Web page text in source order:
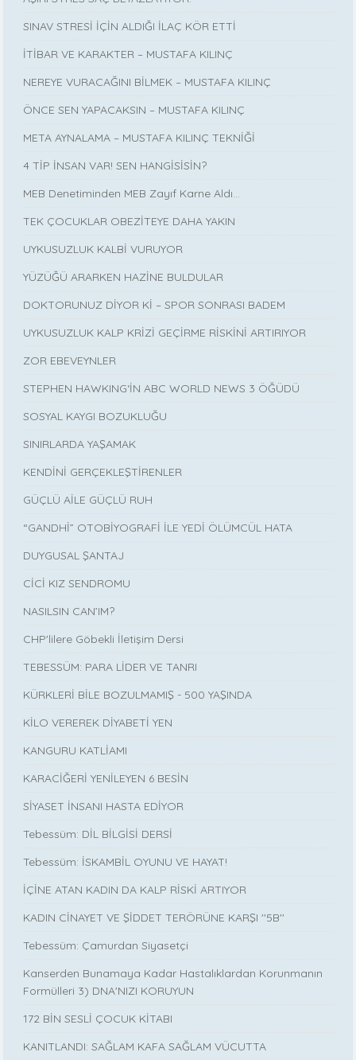
SINAV STRESİ İÇİN ALDIĞI İLAÇ KÖR ETTİ
İTİBAR VE KARAKTER – MUSTAFA KILINÇ
NEREYE VURACAĞINI BİLMEK – MUSTAFA KILINÇ
ÖNCE SEN YAPACAKSIN – MUSTAFA KILINÇ
META AYNALAMA – MUSTAFA KILINÇ TEKNİĞİ
4 TİP İNSAN VAR! SEN HANGİSİSİN?
MEB Denetiminden MEB Zayıf Karne Aldı…
TEK ÇOCUKLAR OBEZİTEYE DAHA YAKIN
UYKUSUZLUK KALBİ VURUYOR
YÜZÜĞÜ ARARKEN HAZİNE BULDULAR
DOKTORUNUZ DİYOR Kİ – SPOR SONRASI BADEM
UYKUSUZLUK KALP KRİZİ GEÇİRME RİSKİNİ ARTIRIYOR
ZOR EBEVEYNLER
STEPHEN HAWKING‘İN ABC WORLD NEWS 3 ÖĞÜDÜ
SOSYAL KAYGI BOZUKLUĞU
SINIRLARDA YAŞAMAK
KENDİNİ GERÇEKLEŞTİRENLER
GÜÇLÜ AİLE GÜÇLÜ RUH
“GANDHİ” OTOBİYOGRAFİ İLE YEDİ ÖLÜMCÜL HATA
DUYGUSAL ŞANTAJ
CİCİ KIZ SENDROMU
NASILSIN CAN’IM?
CHP'lilere Göbekli İletişim Dersi
TEBESSÜM: PARA LİDER VE TANRI
KÜRKLERİ BİLE BOZULMAMIŞ - 500 YAŞINDA
KİLO VEREREK DİYABETİ YEN
KANGURU KATLİAMI
KARACİĞERİ YENİLEYEN 6 BESİN
SİYASET İNSANI HASTA EDİYOR
Tebessüm: DİL BİLGİSİ DERSİ
Tebessüm: İSKAMBİL OYUNU VE HAYAT!
İÇİNE ATAN KADIN DA KALP RİSKİ ARTIYOR
KADIN CİNAYET VE ŞİDDET TERÖRÜNE KARŞI ''5B''
Tebessüm: Çamurdan Siyasetçi
Kanserden Bunamaya Kadar Hastalıklardan Korunmanın
Formülleri 3) DNA'NIZI KORUYUN
172 BİN SESLİ ÇOCUK KİTABI
KANITLANDI: SAĞLAM KAFA SAĞLAM VÜCUTTA